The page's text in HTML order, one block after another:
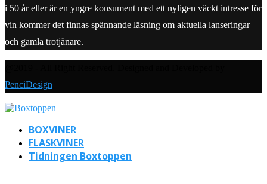
i 50 år eller är en yngre konsument med ett nyligen väckt intresse för
vin kommer det finnas spännande läsning om aktuella lanseringar
och gamla trotjänare.
PenciDesign
BOXVINER
FLASKVINER
Tidningen Boxtoppen